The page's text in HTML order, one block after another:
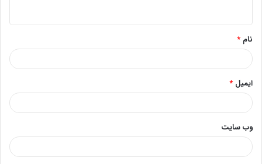
*
نام *
ایمیل *
وب‌ سایت